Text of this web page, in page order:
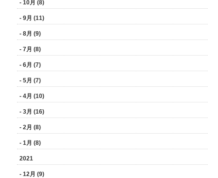
- 10月 (8)
- 9月 (11)
- 8月 (9)
- 7月 (8)
- 6月 (7)
- 5月 (7)
- 4月 (10)
- 3月 (16)
- 2月 (8)
- 1月 (8)
2021
- 12月 (9)